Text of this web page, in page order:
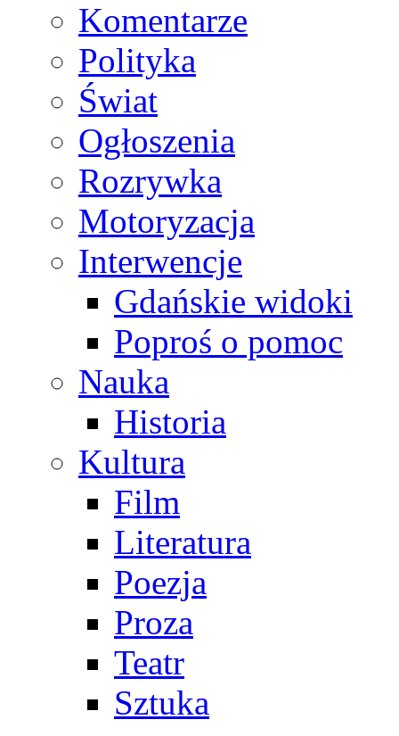
Komentarze
Polityka
Świat
Ogłoszenia
Rozrywka
Motoryzacja
Interwencje
Gdańskie widoki
Poproś o pomoc
Nauka
Historia
Kultura
Film
Literatura
Poezja
Proza
Teatr
Sztuka